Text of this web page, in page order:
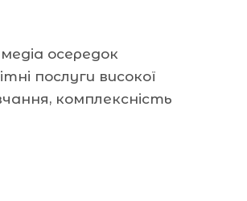
осередок
послуги високої
комплексність